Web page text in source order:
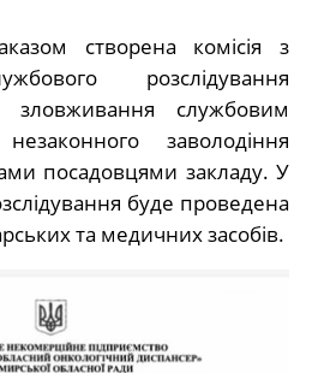
створена комісія з
розслідування
зловживання службовим
заволодіння
посадовцями закладу. У
буде проведена
та медичних засобів.